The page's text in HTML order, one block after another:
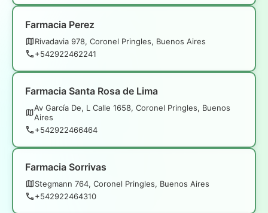
Farmacia Perez
Rivadavia 978, Coronel Pringles, Buenos Aires
+542922462241
Farmacia Santa Rosa de Lima
Av García De, L Calle 1658, Coronel Pringles, Buenos
Aires
+542922466464
Farmacia Sorrivas
Stegmann 764, Coronel Pringles, Buenos Aires
+542922464310